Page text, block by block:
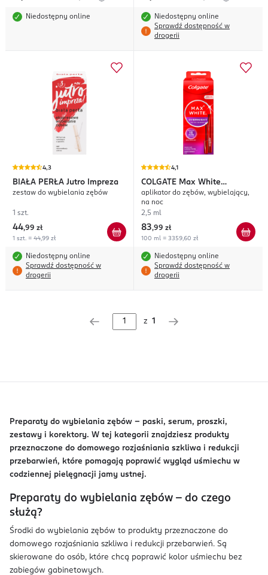
Niedostępny online
Niedostępny online
Sprawdź dostępność w
drogerii
4,3
BIAŁA PERŁA Jutro Impreza
zestaw do wybielania zębów
1 szt.
44,99 zł
1 szt. = 44,99 zł
Niedostępny online
Sprawdź dostępność w
drogerii
4,1
COLGATE Max White
Overnight
aplikator do zębów, wybielający,
na noc
2,5 ml
83,99 zł
100 ml = 3359,60 zł
Niedostępny online
Sprawdź dostępność w
drogerii
z 1
Preparaty do wybielania zębów – paski, serum, proszki,
zestawy i korektory. W tej kategorii znajdziesz produkty
przeznaczone do domowego rozjaśniania szkliwa i redukcji
przebarwień, które pomagają poprawić wygląd uśmiechu w
codziennej pielęgnacji jamy ustnej.
Preparaty do wybielania zębów – do czego
służą?
Środki do wybielania zębów to produkty przeznaczone do
domowego rozjaśniania szkliwa i redukcji przebarwień. Są
skierowane do osób, które chcą poprawić kolor uśmiechu bez
zabiegów gabinetowych.